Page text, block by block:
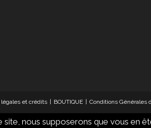
et crédits BOUTIQUE Conditions Générales
nous supposerons que vous en